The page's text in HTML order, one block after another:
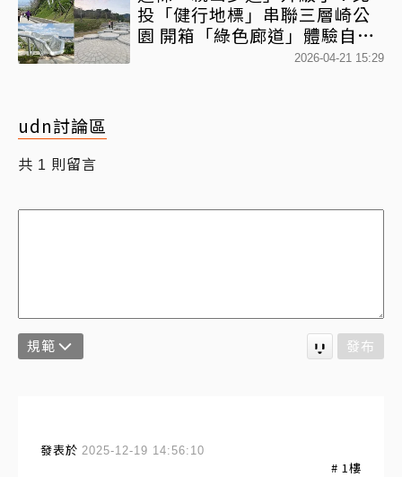
投「健行地標」串聯三層崎公
園 開箱「綠色廊道」體驗自然
2026-04-21 15:29
udn討論區
共 1 則留言
規範 發布
發表於 2025-12-19 14:56:10
# 1 樓